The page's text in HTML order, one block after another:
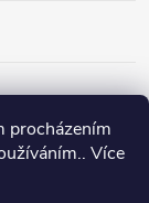
procházením
Více